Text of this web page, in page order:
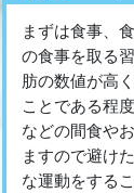
まずは食事、
の食事を取る
肪の数値が高
ことである程
などの間食や
ますので避け
な運動をする